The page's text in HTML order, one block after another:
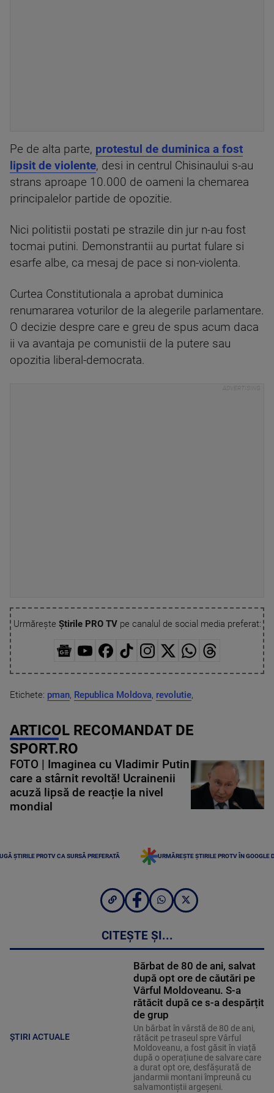
Pe de alta parte, protestul de duminica a fost
lipsit de violente, desi in centrul Chisinaului s-au
strans aproape 10.000 de oameni la chemarea
principalelor partide de opozitie.
Nici politistii postati pe strazile din jur n-au fost
tocmai putini. Demonstrantii au purtat fulare si
esarfe albe, ca mesaj de pace si non-violenta.
Curtea Constitutionala a aprobat duminica
renumararea voturilor de la alegerile parlamentare.
O decizie despre care e greu de spus acum daca
ii va avantaja pe comunistii de la putere sau
opozitia liberal-democrata.
Urmărește Știrile PRO TVpe canalul de social media preferat:
Etichete: pman, Republica Moldova, revolutie,
ARTICOL RECOMANDAT DE
SPORT.RO
FOTO | Imaginea cu Vladimir Putin
care a stârnit revoltă! Ucrainenii
acuză lipsă de reacție la nivel
mondial
ȘTIRILE PROTV CA SURSĂ PREFERATĂ URMĂREȘTE ȘTIRILE PROTV ÎN GOOGLE
CITEȘTE ȘI...
ȘTIRI ACTUALE
Bărbat de 80 de ani, salvat
după opt ore de căutări pe
Vârful Moldoveanu. S-a
rătăcit după ce s-a despărțit
de grup
Un bărbat în vârstă de 80 de ani,
rătăcit pe traseul spre Vârful
Moldoveanu, a fost găsit în viață
după o operațiune de salvare care
a durat opt ore, desfășurată de
jandarmii montani împreună cu
salvamontiștii argeșeni.